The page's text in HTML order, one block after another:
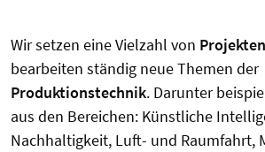
Wir setzen eine Vielzahl von Projekten
bearbeiten ständig neue Themen der
Produktionstechnik. Darunter
aus den Bereichen: Künstliche
Nachhaltigkeit, Luft- und Raumfahrt,